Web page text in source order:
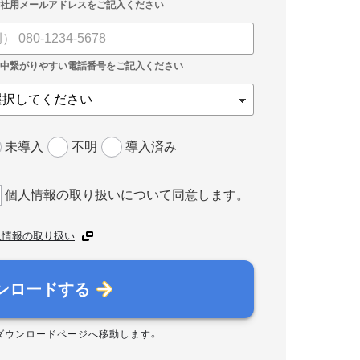
未導入 不明 導入済み
個人情報の取り扱いについて同意します。
報の取り扱い
ロードする
ウンロードページへ移動します。